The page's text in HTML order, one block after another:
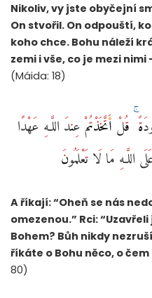
Nikoliv, vy jste obyčejní
On stvořil. On odpouští,
koho chce. Bohu náleží
zemi i vše, co je mezi nimi
(Máida: 18)
قُلْ أَتَّخَذْتُمْ عِندَ اللَّـهِ عَهْدًا
مَا لَا تَعْلَمُونَ
A říkají: “Oheň se nás
omezenou.” Rci:
Bohem? Bůh nikdy
říkáte o Bohu něco, o
80)